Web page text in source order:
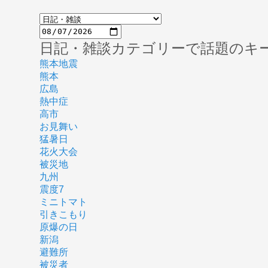
日記・雑談カテゴリーで話題のキ
熊本地震
熊本
広島
熱中症
高市
お見舞い
猛暑日
花火大会
被災地
九州
震度7
ミニトマト
引きこもり
原爆の日
新潟
避難所
被災者